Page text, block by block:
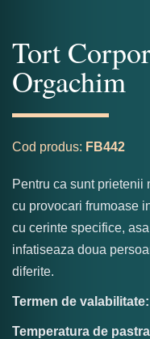
Tort
Orgachim
Cod produs: FB442
Pentru ca sunt prietenii
cu provocari frumoase
cu cerinte specifice,
infatiseaza doua
diferite.
Termen de
Temperatura de